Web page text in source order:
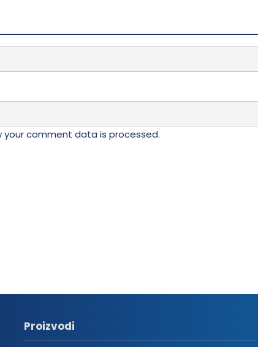
your comment data is processed.
Proizvodi